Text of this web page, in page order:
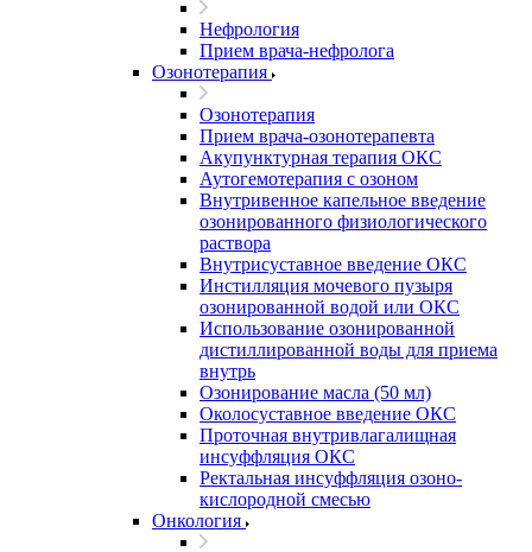
Нефрология
Прием врача-нефролога
Озонотерапия
Озонотерапия
Прием врача-озонотерапевта
Акупунктурная терапия ОКС
Аутогемотерапия с озоном
Внутривенное капельное введение
озонированного физиологического
раствора
Внутрисуставное введение ОКС
Инстилляция мочевого пузыря
озонированной водой или ОКС
Использование озонированной
дистиллированной воды для приема
внутрь
Озонирование масла (50 мл)
Околосуставное введение ОКС
Проточная внутривлагалищная
инсуффляция ОКС
Ректальная инсуффляция озоно-
кислородной смесью
Онкология